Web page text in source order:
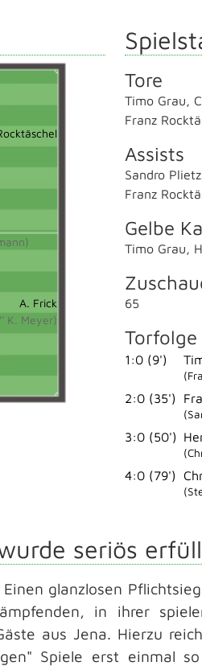
A. Frick
K. Meyer)
Tore
Timo Grau
Franz
Assists
Sandro
Franz
Gelbe
Timo Grau
65
Torfolge
1:0 (9')
2:0 (35')
3:0 (50')
4:0 (79')
seriös
Einen glanzlosen
in ihrer
aus Jena. Hierzu
Spiele erst einmal